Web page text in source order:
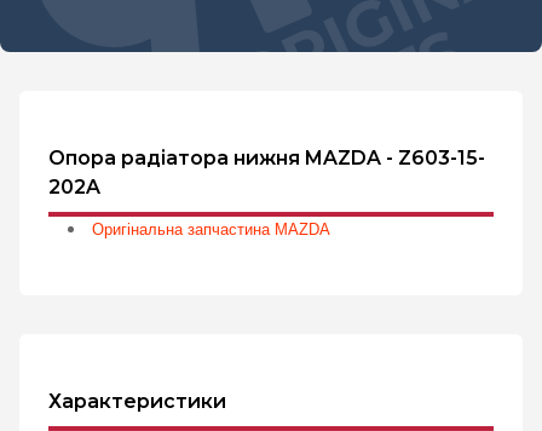
Опора радіатора нижня MAZDA - Z603-15-
202A
Оригінальна запчастина MAZDA
Характеристики